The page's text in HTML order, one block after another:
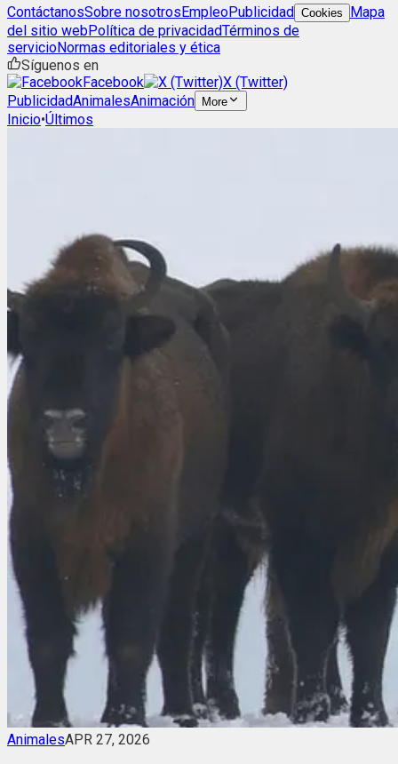
ContáctanosSobre nosotrosEmpleoPublicidad Cookies
Mapa
del sitio webPolítica de privacidadTérminos de
servicioNormas editoriales y ética
Síguenos en
Facebook
X (Twitter)
PublicidadAnimalesAnimación More
Inicio•Últimos
AnimalesAPR 27, 2026